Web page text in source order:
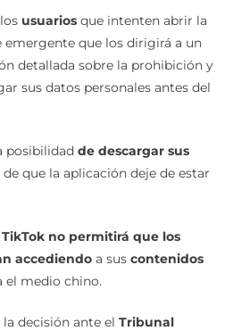
usuarios que intenten abrir la
emergente que los dirigirá a un
detallada sobre la prohibición y
sus datos personales antes del
posibilidad de descargar sus
de que la aplicación deje de estar
TikTok no permitirá que los
accediendo a sus contenidos
el medio chino.
decisión ante el Tribunal